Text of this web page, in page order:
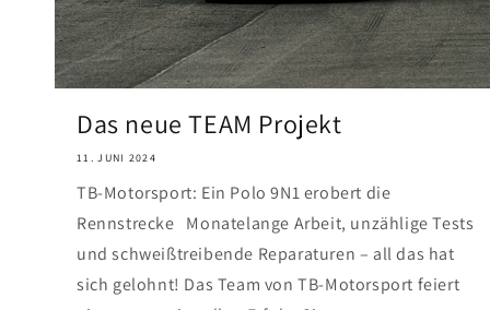
Das neue TEAM Projekt
11. JUNI 2024
TB-Motorsport: Ein Polo 9N1 erobert die
Rennstrecke Monatelange Arbeit, unzählige Tests
und schweißtreibende Reparaturen – all das hat
sich gelohnt! Das Team von TB-Motorsport feiert